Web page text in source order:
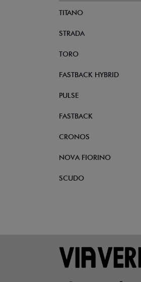
TITANO
STRADA
TORO
FASTBACK HYBRID
PULSE
FASTBACK
CRONOS
NOVA FIORINO
SCUDO